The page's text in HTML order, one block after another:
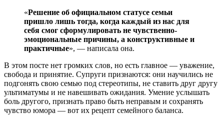
«Решение об официальном статусе семьи
пришло лишь тогда, когда каждый из нас для
себя смог сформулировать не чувственно-
эмоциональные причины, а конструктивные и
практичные», — написала она.
В этом посте нет громких слов, но есть главное — уважение,
свобода и принятие. Супруги признаются: они научились не
подгонять свою семью под стереотипы, не ставить друг другу
ультиматумы и не навешивать ожидания. Умение услышать
боль другого, признать право быть неправым и сохранять
чувство юмора — вот их рецепт семейного баланса.